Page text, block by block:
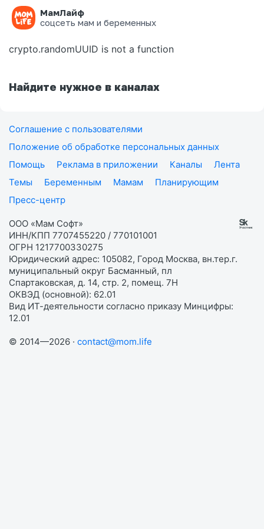
МамЛайф
соцсеть мам и беременных
Ошибка на странице
crypto.randomUUID is not a function
Найдите нужное в каналах
Соглашение с пользователями
Положение об обработке персональных данных
Помощь
Реклама в приложении Каналы
Лента
Темы
Беременным Мамам
Планирующим
Пресс-центр
ООО «Мам Софт»
ИНН/КПП 7707455220 / 770101001
ОГРН 1217700330275
Юридический адрес: 105082, Город Москва, вн.тер.г.
муниципальный округ Басманный, пл
Спартаковская, д. 14, стр. 2, помещ. 7Н
ОКВЭД (основной): 62.01
Вид ИТ-деятельности согласно приказу Минцифры:
12.01
© 2014—2026 · contact@mom.life